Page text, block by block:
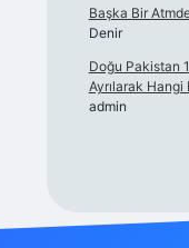
Başka Bir
Denir
Doğu Pakistan
Ayrılarak Hangi
admin